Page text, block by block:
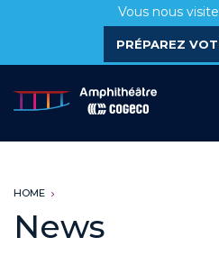
Vous nous
PRÉPAREZ
HOME
News